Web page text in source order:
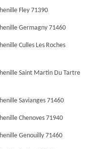
Fley 71390
Germagny 71460
Culles Les Roches
Saint Martin Du Tartre
Savianges 71460
Chenoves 71940
Genouilly 71460